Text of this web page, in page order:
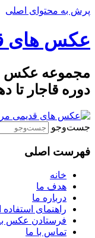
پرش به محتوای اصلی
عکس های
مجموعه عکس
دوره قاجار تا
جست‌وجو
فهرست اصلی
خانه
هدف ما
درباره ما
راهنمای
فرستادن عکس
تماس با ما